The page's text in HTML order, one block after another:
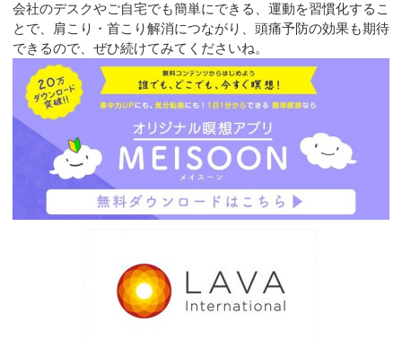
会社のデスクやご自宅でも簡単にできる、運動を習慣化するこ
とで、肩こり・首こり解消につながり、頭痛予防の効果も期待
できるので、ぜひ続けてみてくださいね。